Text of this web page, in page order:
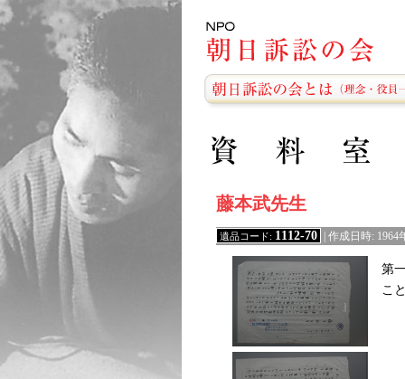
藤本武先生
遺品コード: 1112-70 | 作成日時:
第
こ